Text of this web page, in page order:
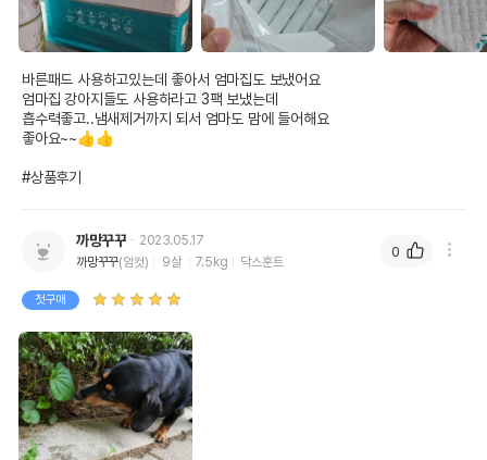
바른패드 사용하고있는데 좋아서 엄마집도 보냈어요
엄마집 강아지들도 사용하라고 3팩 보냈는데
흡수력좋고..냄새제거까지 되서 엄마도 맘에 들어해요
좋아요~~👍👍
#상품후기
까망꾸꾸
2023.05.17
까망꾸꾸(암컷) 9살 7.5kg 닥스훈트
첫구매
0